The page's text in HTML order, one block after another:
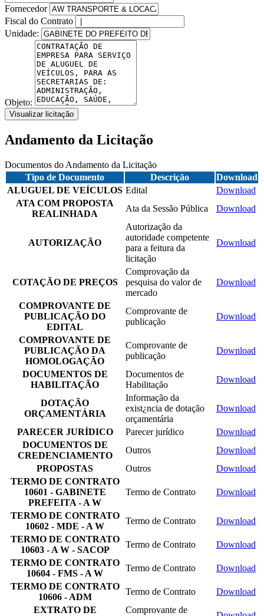
Fornecedor
Fiscal do Contrato
Unidade:
Objeto:
Visualizar licitação
Andamento da Licitação
Documentos do Andamento da Licitação
Tipo de Documento
Descrição
Download
ALUGUEL DE VEÍCULOS Edital
Download
ATA COM PROPOSTA
REALINHADA
Ata da Sessão Pública Download
AUTORIZAÇÃO
Autorização da
autoridade competente
para a feitura da
licitação
Download
COTAÇÃO DE PREÇOS
Comprovação da
pesquisa do valor de
mercado
Download
COMPROVANTE DE
PUBLICAÇÃO DO
EDITAL
Comprovante de
publicação
Download
COMPROVANTE DE
PUBLICAÇÃO DA
HOMOLOGAÇÃO
Comprovante de
publicação
Download
DOCUMENTOS DE
HABILITAÇÃO
Documentos de
Habilitação
Download
DOTAÇÃO
ORÇAMENTÁRIA
Informação da
exist¿ncia de dotação
orçamentária
Download
PARECER JURÍDICO Parecer jurídico
Download
DOCUMENTOS DE
CREDENCIAMENTO
Outros
Download
PROPOSTAS
Outros
Download
TERMO DE CONTRATO
10601 - GABINETE
PREFEITA - A W
Termo de Contrato Download
TERMO DE CONTRATO
10602 - MDE - A W
Termo de Contrato
Download
TERMO DE CONTRATO
10603 - A W - SACOP
Termo de Contrato
Download
TERMO DE CONTRATO
10604 - FMS - A W
Termo de Contrato
Download
TERMO DE CONTRATO
10606 - ADM
Termo de Contrato
Download
EXTRATO DE
Comprovante de